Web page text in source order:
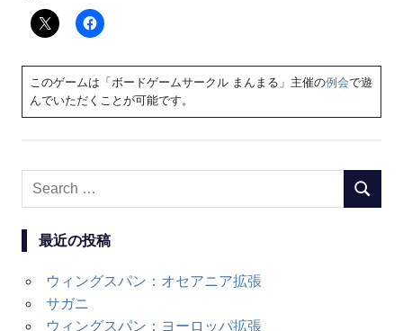
このゲームは「ボードゲームサークル まんまる」主催の例会で遊
んでいただくことが可能です。
Search
最近の投稿
ウィングスパン：オセアニア拡張
サガニ
ウィングスパン：ヨーロッパ拡張